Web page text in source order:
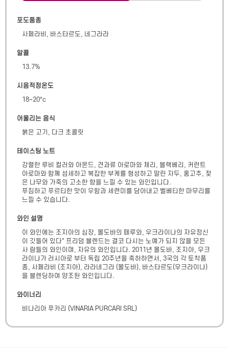
포도품종
사페라비, 바스타르도, 네그라라
알콜
13.7%
시음적정온도
18~20°c
어울리는 음식
붉은 고기, 다크 초콜릿
테이스팅 노트
강렬한 루비 컬러와 아몬드, 견과류 아로마와 체리, 블랙베리, 커런트
아로마와 함께 섬세하고 복잡한 부케를 형성하고 말린 자두, 홍고추, 젖
은 나무와 가죽의 고소한 향을 느낄 수 있는 와인입니다.
푸짐하고 푸르티한 맛이 우함과 세련미를 담아내고 벨베티한 마무리를
느낄 수 있습니다.
와인 설명
이 와인에는 조지아의 심장, 몰도바의 떼루와, 우크라이나의 자유정신
이 깃들어 있다" 프리덤 블렌드는 결코 다시는 노예가 되지 않을 모든
사 람들의 와인이며, 자유의 와인입니다. 2011년 몰도바, 조지아, 우크
라이나가 러시아로 부터 독립 20주년을 축하하면서, 3국의 각 토착품
종, 사페라비 (조지아), 라라네그라 (몰도바), 바스타르도(우크라이나)
을 블렌딩하여 양조된 와인입니다.
와이너리
비나리아 푸카리 (VINARIA PURCARI SRL)